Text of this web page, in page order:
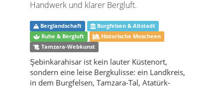
Şebinkarahisar ist kein lauter Küstenort,
sondern eine leise Bergkulisse: ein Landkreis,
in dem Burgfelsen, Tamzara-Tal, Atatürk-
Erinnerungen und lange, ruhige Abende den
Takt vorgeben.
Über den Landkreis Şebinkarahisar